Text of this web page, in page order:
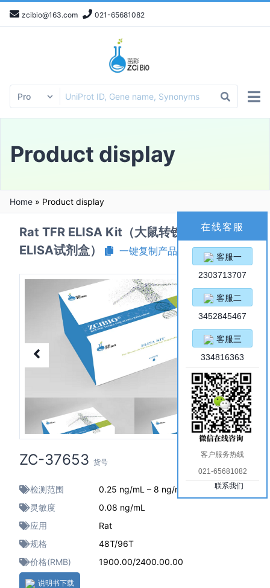
zcibio@163.com 021-65681082
Product display
Home » Product display
Rat TFR ELISA Kit（大鼠转铁蛋白受体
ELISA试剂盒）
一键复制产品信息
ZC-37653 货号
检测范围
0.25 ng/mL – 8 ng/mL
灵敏度
0.08 ng/mL
应用
Rat
规格
48T/96T
价格(RMB)
1900.00/2400.00.00
说明书下载
在线客服
客服一
2303713707
客服二
3452845467
客服三
334816363
客户服务热线
021-65681082
联系我们